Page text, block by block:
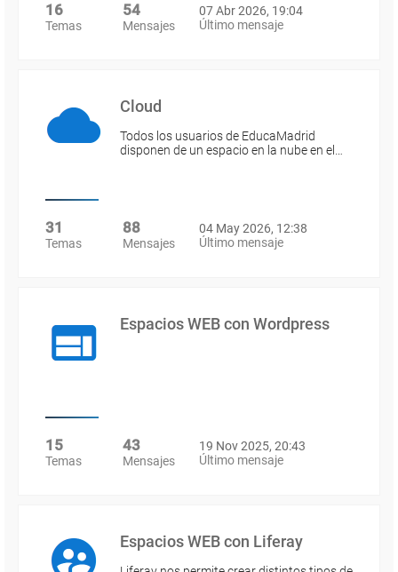
16
Temas
54
Mensajes
07 Abr 2026, 19:04
Último mensaje
Cloud
Todos los usuarios de EducaMadrid
disponen de un espacio en la nube en el…
31
Temas
88
Mensajes
04 May 2026, 12:38
Último mensaje
Espacios WEB con Wordpress
15
Temas
43
Mensajes
19 Nov 2025, 20:43
Último mensaje
Espacios WEB con Liferay